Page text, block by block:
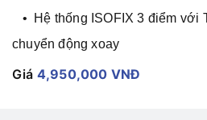
• Hệ thống ISOFIX 3 điểm với
chuyển động xoay
Giá 4,950,000 VNĐ